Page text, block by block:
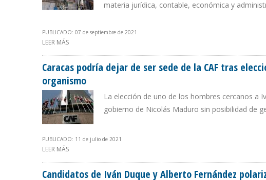
materia jurídica, contable, económica y
PUBLICADO: 07 de septiembre de 2021
LEER MÁS
Caracas podría dejar de ser sede de la CAF tras
organismo
La elección de uno de los hombres cercanos a
gobierno de Nicolás Maduro sin posibilidad de
PUBLICADO: 11 de julio de 2021
LEER MÁS
Candidatos de Iván Duque y Alberto Fernández